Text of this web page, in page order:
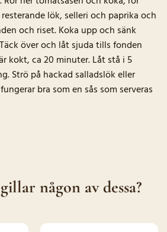
lök, selleri och paprika och
och riset. Koka upp och sänk
över och låt sjuda tills fonden
kokt, ca 20 minuter. Låt stå i 5
Strö på hackad salladslök eller
bra som en sås som serveras
någon av dessa?